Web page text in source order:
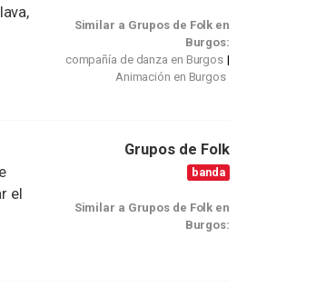
Similar a Grupos de Folk en
Burgos:
compañía de danza en Burgos
Animación en Burgos
el
Grupos de Folk
banda
Similar a Grupos de Folk en
Burgos: